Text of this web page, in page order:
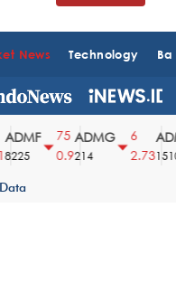
News Technology
ADMF
75
0.9
ADMG
214
2.731510